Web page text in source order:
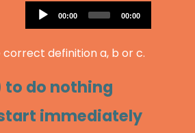
Audio
Player
Current
00:00
Total
00:00
correct definition a, b or c.
to do nothing
immediately